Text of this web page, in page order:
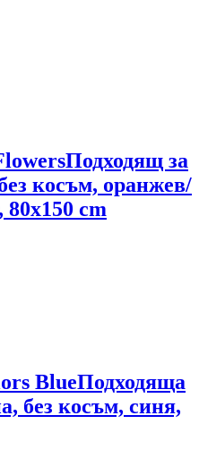
Подходящ за
косъм, оранжев/
80x150 cm
BlueПодходяща
без косъм, синя,